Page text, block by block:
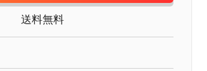
送料無料